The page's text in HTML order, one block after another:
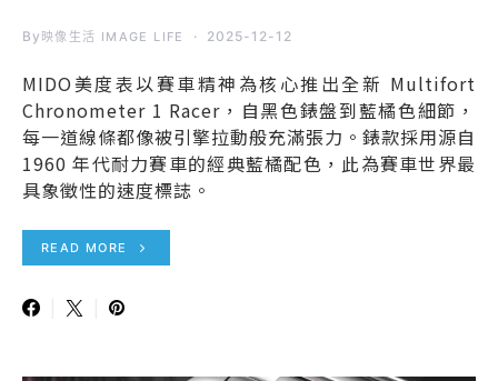
By 映像生活 IMAGE LIFE 2025-12-12
MIDO美度表以賽車精神為核心推出全新 Multifort
Chronometer 1 Racer，自黑色錶盤到藍橘色細節，
每一道線條都像被引擎拉動般充滿張力。錶款採用源自
1960 年代耐力賽車的經典藍橘配色，此為賽車世界最
具象徵性的速度標誌。
READ MORE